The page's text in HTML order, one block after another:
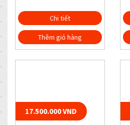
Chi tiết
Thêm giỏ hàng
17.500.000 VND